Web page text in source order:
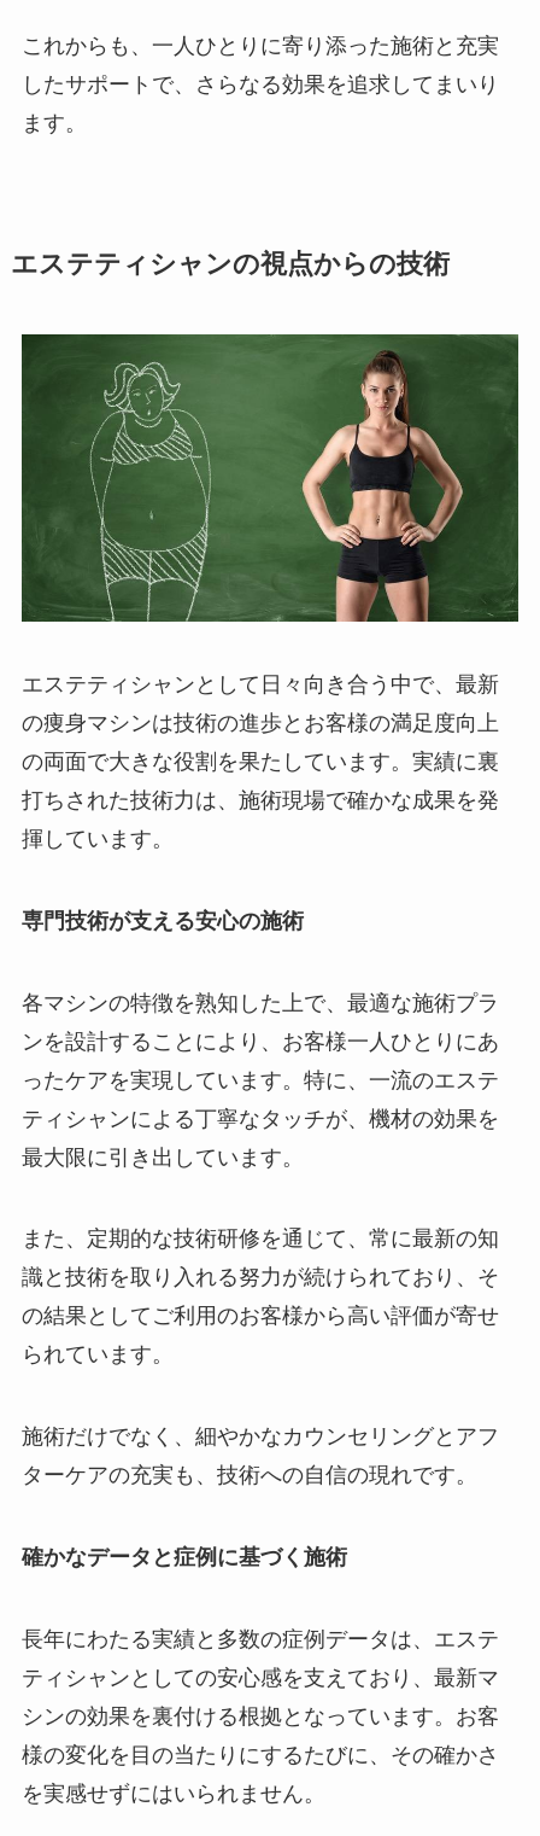
これからも、一人ひとりに寄り添った施術と充実
したサポートで、さらなる効果を追求してまいり
ます。
エステティシャンの視点からの技術
エステティシャンとして日々向き合う中で、最新
の痩身マシンは技術の進歩とお客様の満足度向上
の両面で大きな役割を果たしています。実績に裏
打ちされた技術力は、施術現場で確かな成果を発
揮しています。
専門技術が支える安心の施術
各マシンの特徴を熟知した上で、最適な施術プラ
ンを設計することにより、お客様一人ひとりにあ
ったケアを実現しています。特に、一流のエステ
ティシャンによる丁寧なタッチが、機材の効果を
最大限に引き出しています。
また、定期的な技術研修を通じて、常に最新の知
識と技術を取り入れる努力が続けられており、そ
の結果としてご利用のお客様から高い評価が寄せ
られています。
施術だけでなく、細やかなカウンセリングとアフ
ターケアの充実も、技術への自信の現れです。
確かなデータと症例に基づく施術
長年にわたる実績と多数の症例データは、エステ
ティシャンとしての安心感を支えており、最新マ
シンの効果を裏付ける根拠となっています。お客
様の変化を目の当たりにするたびに、その確かさ
を実感せずにはいられません。